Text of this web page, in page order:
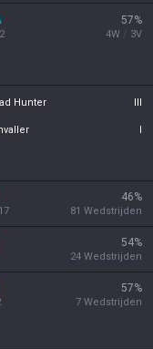
57%
4W / 3V
Hunter III
I
46%
81 Wedstrijden
54%
24 Wedstrijden
57%
7 Wedstrijden